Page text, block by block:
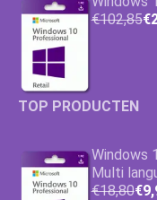
€102,85
TOP PRODUCTEN
Windows
Multi
€18,80